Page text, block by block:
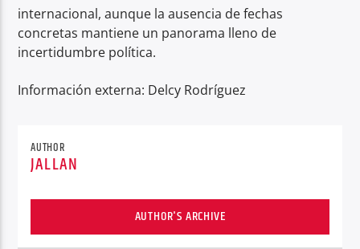
internacional, aunque la ausencia de fechas
concretas mantiene un panorama lleno de
incertidumbre política.
Información externa: Delcy Rodríguez
AUTHOR
JALLAN
AUTHOR'S ARCHIVE